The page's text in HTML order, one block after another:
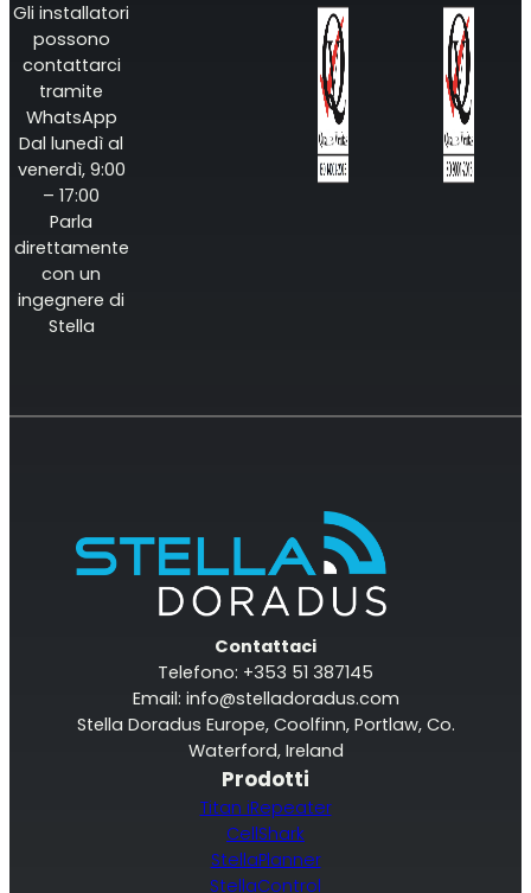
Gli installatori
possono
contattarci
tramite
WhatsApp
Dal lunedì al
venerdì, 9:00
– 17:00
Parla
direttamente
con un
ingegnere di
Stella
Contattaci
Telefono: +353 51 387145
Email: info@stelladoradus.com
Stella Doradus Europe, Coolfinn, Portlaw, Co.
Waterford, Ireland
Prodotti
Titan iRepeater
CellShark
StellaPlanner
StellaControl